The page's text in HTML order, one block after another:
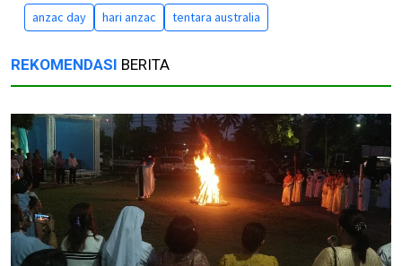
anzac day hari anzac tentara australia
REKOMENDASI BERITA